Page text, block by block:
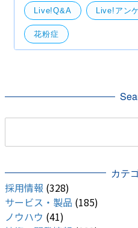
如くガチャにつっこむの最
の
Live!Q&A Live!アン
花粉症
カテ
採用情報 (328)
サービス・製品 (185)
ノウハウ (41)